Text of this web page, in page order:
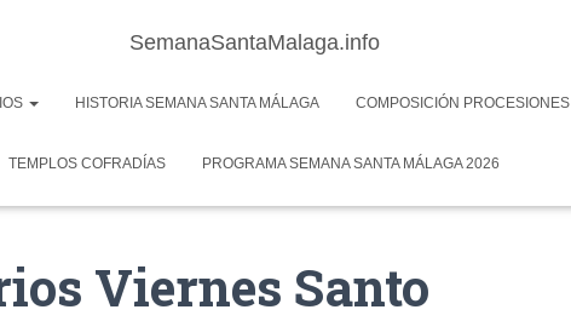
SemanaSantaMalaga.info
HISTORIA SEMANA SANTA MÁLAGA COMPOSICIÓN PROCESIONES
TEMPLOS COFRADÍAS PROGRAMA SEMANA SANTA MÁLAGA 2026
Viernes Santo